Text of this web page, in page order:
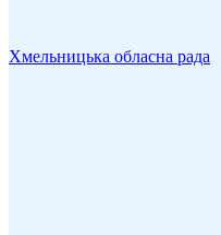
Хмельницька обласна рада